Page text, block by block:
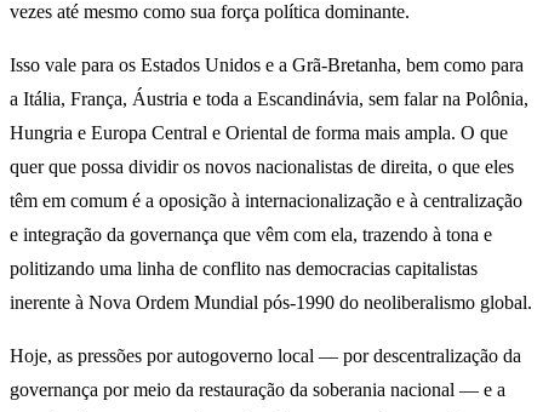
vezes até mesmo como sua força política dominante.
Isso vale para os Estados Unidos e a Grã-Bretanha, bem como para
a Itália, França, Áustria e toda a Escandinávia, sem falar na Polônia,
Hungria e Europa Central e Oriental de forma mais ampla. O que
quer que possa dividir os novos nacionalistas de direita, o que eles
têm em comum é a oposição à internacionalização e à centralização
e integração da governança que vêm com ela, trazendo à tona e
politizando uma linha de conflito nas democracias capitalistas
inerente à Nova Ordem Mundial pós-1990 do neoliberalismo global.
Hoje, as pressões por autogoverno local — por descentralização da
governança por meio da restauração da soberania nacional — e a